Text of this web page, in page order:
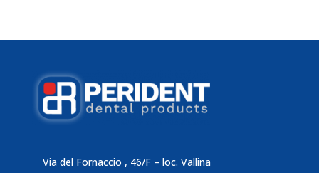
Via del Fornaccio , 46/F – loc. Vallina